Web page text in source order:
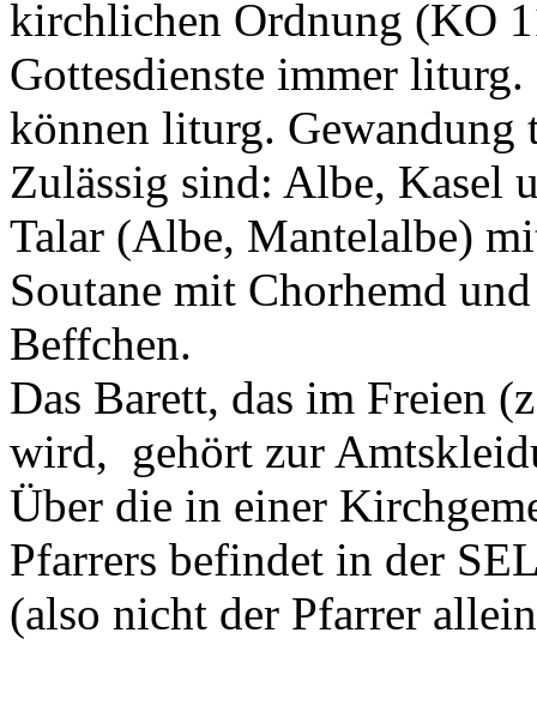
kirchlichen Ordnung (KO
Gottesdienste immer
können liturg. Gewandung
Zulässig sind: Albe, Kasel
Talar (Albe, Mantelalbe)
Soutane mit Chorhemd
Beffchen.
Das Barett, das im Freien
wird, gehört zur
Über die in einer
Pfarrers befindet in der
(also nicht der Pfarrer